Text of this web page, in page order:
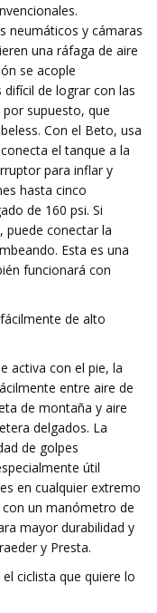
neumáticos y cámaras
una ráfaga de aire
se acople
de lograr con las
supuesto, que
Con el Beto, usa
el tanque a la
para inflar y
hasta cinco
de 160 psi. Si
puede conectar la
Esta es una
funcionará con
de alto
activa con el pie, la
entre aire de
de montaña y aire
delgados. La
de golpes
útil
en cualquier extremo
un manómetro de
mayor durabilidad y
y Presta.
ciclista que quiere lo